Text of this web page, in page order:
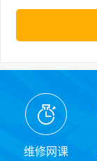
维修网课